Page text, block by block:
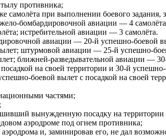
противника;
самолёта при выполнении боевого задания,
бомбардировочной авиации — 4
истребительной авиации — 3 самолёта.
авиации — 20-й успешно-боевой
штурмовой авиации — 25-й успешно-
; ближней-разведывательной авиации —
посадкой на своей территории и 30-й
боевой вылет с посадкой на своей
частями;
;
вынужденную посадку на
аэродроме под огнем противника;
аэродрома и, заминировав его, не дал